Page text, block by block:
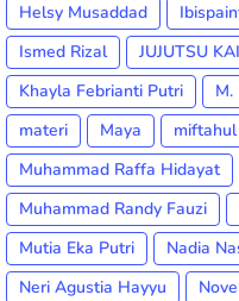
Helsy Musaddad
Ismed Rizal
JUJUTSU
Khayla Febrianti Putri
M.
materi
Maya miftahul
Muhammad Raffa Hidayat
Muhammad Randy Fauzi
Mutia Eka Putri
Nadia
Neri Agustia Hayyu